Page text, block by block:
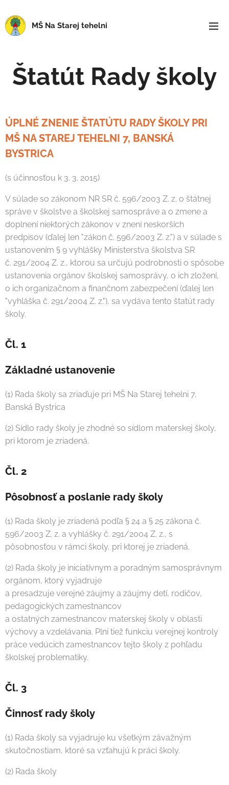
MŠ Na Starej tehelni
Štatút Rady školy
ÚPLNÉ ZNENIE ŠTATÚTU RADY ŠKOLY PRI
MŠ NA STAREJ TEHELNI 7, BANSKÁ
BYSTRICA
(s účinnosťou k 3. 3. 2015)
V súlade so zákonom NR SR č. 596/2003 Z. z. o štátnej
správe v školstve a školskej samospráve a o zmene a
doplnení niektorých zákonov v znení neskorších
predpisov (ďalej len "zákon č. 596/2003 Z. z.") a v súlade s
ustanovením § 9 vyhlášky Ministerstva školstva SR
č. 291/2004 Z. z., ktorou sa určujú podrobnosti o spôsobe
ustanovenia orgánov školskej samosprávy, o ich zložení,
o ich organizačnom a finančnom zabezpečení (ďalej len
"vyhláška č. 291/2004 Z. z."), sa vydáva tento štatút rady
školy.
Čl. 1
Základné ustanovenie
(1) Rada školy sa zriaďuje pri MŠ Na Starej tehelni 7,
Banská Bystrica
(2) Sídlo rady školy je zhodné so sídlom materskej školy,
pri ktorom je zriadená.
Čl. 2
Pôsobnosť a poslanie rady školy
(1) Rada školy je zriadená podľa § 24 a § 25 zákona č.
596/2003 Z. z. a vyhlášky č. 291/2004 Z. z., s
pôsobnosťou v rámci školy, pri ktorej je zriadená.
(2) Rada školy je iniciatívnym a poradným samosprávnym
orgánom, ktorý vyjadruje
a presadzuje verejné záujmy a záujmy detí, rodičov,
pedagogických zamestnancov
a ostatných zamestnancov materskej školy v oblasti
výchovy a vzdelávania. Plní tiež funkciu verejnej kontroly
práce vedúcich zamestnancov tejto školy z pohľadu
školskej problematiky.
Čl. 3
Činnosť rady školy
(1) Rada školy sa vyjadruje ku všetkým závažným
skutočnostiam, ktoré sa vzťahujú k práci školy.
(2) Rada školy